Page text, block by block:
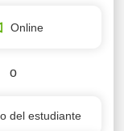
Nacional
Profesional
Online
o
del estudiante